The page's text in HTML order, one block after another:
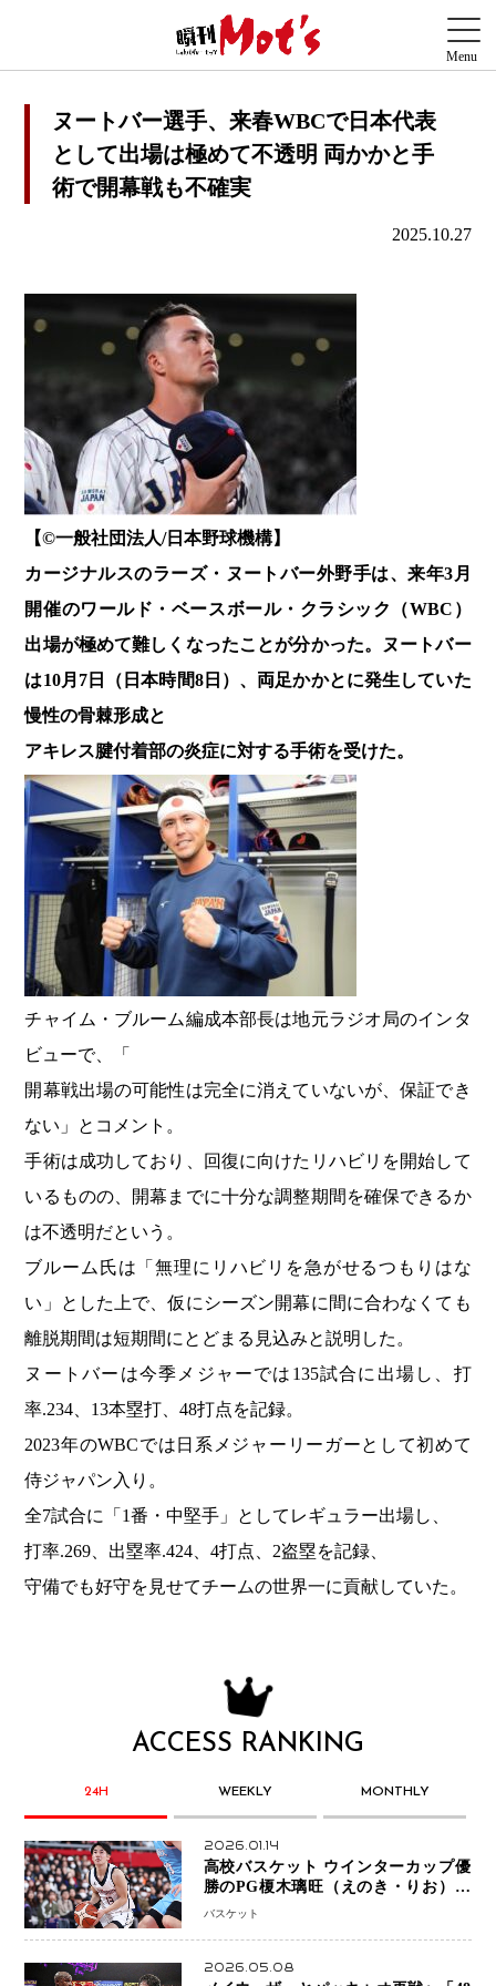
ヌートバー選手、来春WBCで日本代表
として出場は極めて不透明 両かかと手
術で開幕戦も不確実
2025.10.27
【©️一般社団法人/日本野球機構】
カージナルスのラーズ・ヌートバー外野手は、来年3月
開催のワールド・ベースボール・クラシック（WBC）
出場が極めて難しくなったことが分かった。ヌートバー
は10月7日（日本時間8日）、両足かかとに発生していた
慢性の骨棘形成と
アキレス腱付着部の炎症に対する手術を受けた。
チャイム・ブルーム編成本部長は地元ラジオ局のインタ
ビューで、「
開幕戦出場の可能性は完全に消えていないが、保証でき
ない」とコメント。
手術は成功しており、回復に向けたリハビリを開始して
いるものの、開幕までに十分な調整期間を確保できるか
は不透明だという。
ブルーム氏は「無理にリハビリを急がせるつもりはな
い」とした上で、仮にシーズン開幕に間に合わなくても
離脱期間は短期間にとどまる見込みと説明した。
ヌートバーは今季メジャーでは135試合に出場し、打
率.234、13本塁打、48打点を記録。
2023年のWBCでは日系メジャーリーガーとして初めて
侍ジャパン入り。
全7試合に「1番・中堅手」としてレギュラー出場し、
打率.269、出塁率.424、4打点、2盗塁を記録、
守備でも好守を見せてチームの世界一に貢献していた。
ACCESS RANKING
24H WEEKLY MONTHLY
2026.01.14
高校バスケット ウインターカップ優
勝のPG榎木璃旺（えのき・りお）が
プロの現場へ―。
バスケット
2026.05.08